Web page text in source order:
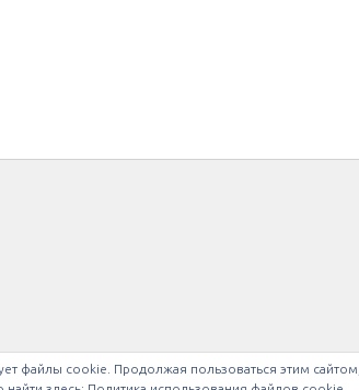
файлы cookie. Продолжая пользоваться этим